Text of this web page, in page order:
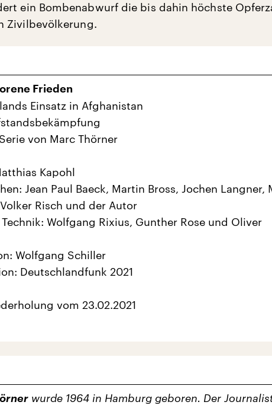
ein Bombenabwurf die bis dahin höchste
Zivilbevölkerung.
Frieden
Einsatz in Afghanistan
von Marc Thörner
Kapohl
Jean Paul Baeck, Martin Bross, Jochen Langner,
Risch und der Autor
Wolfgang Rixius, Gunther Rose und Oliver
Wolfgang Schiller
Deutschlandfunk 2021
vom 23.02.2021
wurde 1964 in Hamburg geboren. Der